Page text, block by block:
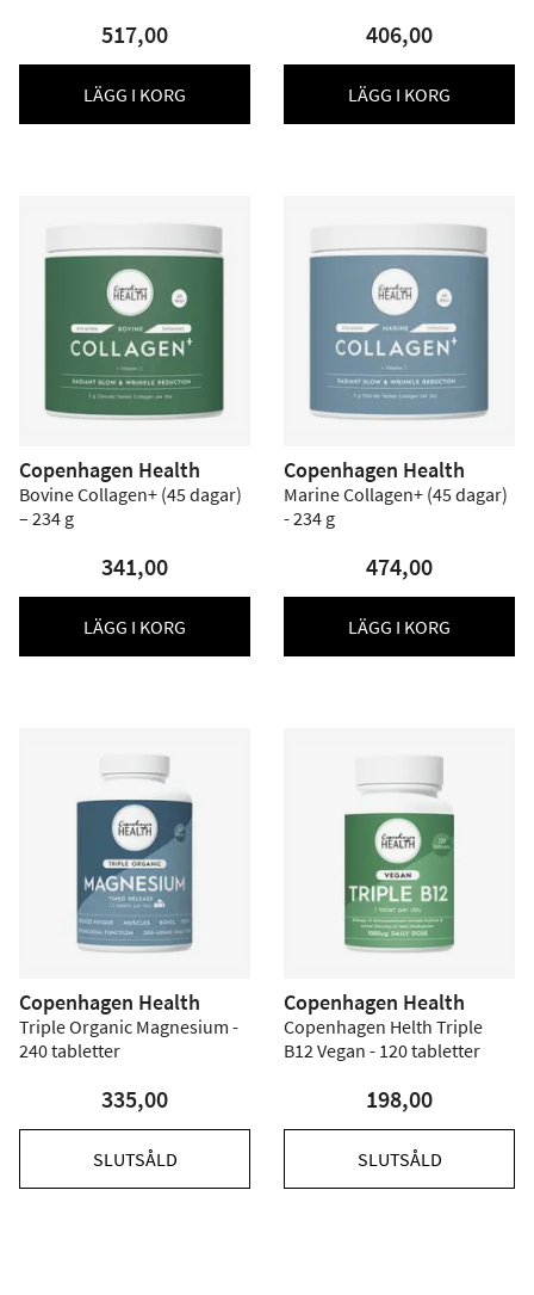
517,00
LÄGG I KORG
406,00
LÄGG I KORG
Copenhagen Health
Bovine Collagen+ (45 dagar)
– 234 g
341,00
LÄGG I KORG
Copenhagen Health
Marine Collagen+ (45 dagar)
- 234 g
474,00
LÄGG I KORG
Copenhagen Health
Triple Organic Magnesium -
240 tabletter
335,00
SLUTSÅLD
Copenhagen Health
Copenhagen Helth Triple
B12 Vegan - 120 tabletter
198,00
SLUTSÅLD